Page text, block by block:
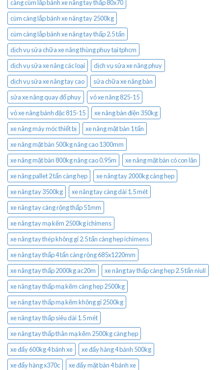
càng cùm lắp bánh xe nâng tay thấp 80x70
cùm càng lắp bánh xe nâng tay 2500kg
cùm càng lắp bánh xe nâng tay thấp 2.5 tấn
dịch vụ sửa chữa xe nâng thùng phuy tại tphcm
dịch vụ sửa xe nâng các loại
dịch vụ sửa xe nâng phuy
dịch vụ sửa xe nâng tay cao
sửa chữa xe nâng bàn
sửa xe nâng quay đổ phuy
vỏ xe nâng 825-15
vỏ xe nâng bánh đặc 815-15
xe nâng bàn điện 350kg
xe nâng máy móc thiết bị
xe nâng mặt bàn 1 tấn
xe nâng mặt bàn 500kg nâng cao 1300mm
xe nâng mặt bàn 800kg nâng cao 0.95m
xe nâng mặt bàn có con lăn
xe nâng pallet 2 tấn càng hẹp
xe nâng tay 2000kg càng hẹp
xe nâng tay 3500kg
xe nâng tay càng dài 1.5 mét
xe nâng tay càng rộng thấp 51mm
xe nâng tay mạ kẽm 2500kg ichimens
xe nâng tay thép không gỉ 2.5 tấn càng hẹp ichimens
xe nâng tay thấp 4 tấn càng rộng 685x1220mm
xe nâng tay thấp 2000kg ac20m
xe nâng tay thấp càng hẹp 2.5 tấn niuli
xe nâng tay thấp mạ kẽm càng hẹp 2500kg
xe nâng tay thấp mạ kẽm không gỉ 2500kg
xe nâng tay thấp siêu dài 1.5 mét
xe nâng tay thấp thân mạ kẽm 2500kg càng hẹp
xe đẩy 600kg 4 bánh xe
xe đẩy hàng 4 bánh 500kg
xe đẩy hàng x370c
xe đẩy mặt bàn 4 bánh xe